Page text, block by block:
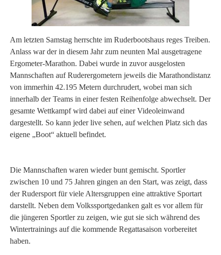
Am letzten Samstag herrschte im Ruderbootshaus reges Treiben.
Anlass war der in diesem Jahr zum neunten Mal ausgetragene
Ergometer-Marathon. Dabei wurde in zuvor ausgelosten
Mannschaften auf Ruderergometern jeweils die Marathondistanz
von immerhin 42.195 Metern durchrudert, wobei man sich
innerhalb der Teams in einer festen Reihenfolge abwechselt. Der
gesamte Wettkampf wird dabei auf einer Videoleinwand
dargestellt. So kann jeder live sehen, auf welchen Platz sich das
eigene „Boot“ aktuell befindet.
Die Mannschaften waren wieder bunt gemischt. Sportler
zwischen 10 und 75 Jahren gingen an den Start, was zeigt, dass
der Rudersport für viele Altersgruppen eine attraktive Sportart
darstellt. Neben dem Volkssportgedanken galt es vor allem für
die jüngeren Sportler zu zeigen, wie gut sie sich während des
Wintertrainings auf die kommende Regattasaison vorbereitet
haben.